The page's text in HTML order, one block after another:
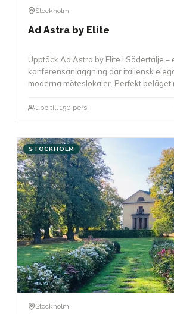
Stockholm
Ad Astra by Elite
Upptäck Ad Astra by Elite i Södertälje –
konferensanläggning där italiensk
moderna möteslokaler. Perfekt beläget
upp till 150 pers.
STOCKHOLM
Stockholm